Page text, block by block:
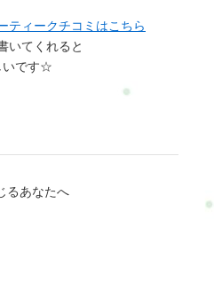
ティークチコミはこちら
いてくれると
いです☆
るあなたへ